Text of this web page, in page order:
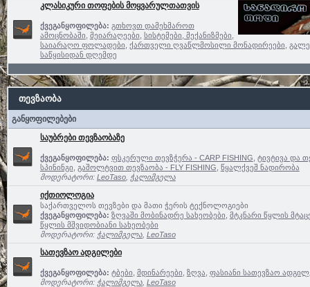
კლასიკური თოფების მოყვარულთათვის
ქვეგანყოფილება: გთხოვთ დამეხმაროთ
ამოცნობაში მეიარაღეები სისტემები, მექანიზმები,
საიარაღო ფოლადები ქართველი ღვაწლმოსილი მონადირეები
საწყისიდან დღემდე
თევზაობა
განყოფილებები
საუბრები თევზაობაზე
ქვეგანყოფილება: ფსკერული თევზჭერა - CARP FISHING ტივტივა და
სპინინგი გაშოლტვით თევზაობა - FLY FISHING წყალქვეშ ნადირობა
მოდერატორი: LeoTaso, ჭალიმგელა
იქთიოლოგია
საქართველოს თევზები და მათი ჭერის ტექნოლოგიები
ქვეგანყოფილება: ზღვაში მობინადრე სახეობები მტკნარი წყლის
წყლის მშვიდობიანი სახეობები
მოდერატორი: ჭალიმგელა, LeoTaso
სათევზაო ადგილები
ქვეგანყოფილება: ტბები მდინარეები ზღვა ფასიანი სათევზაო
მოდერატორი: ჭალიმგელა, LeoTaso